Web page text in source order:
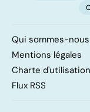
Qui sommes-
Mentions légales
Charte d'utilisation
Flux RSS